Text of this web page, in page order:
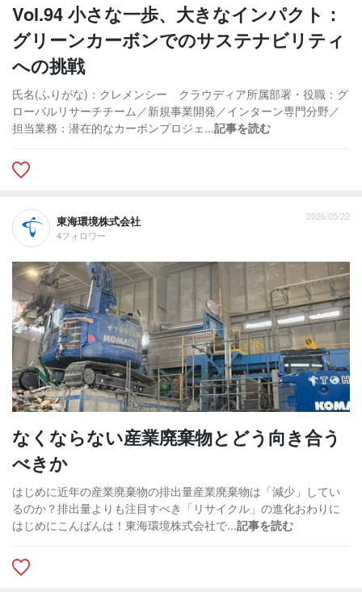
Vol.94 小さな一歩、大きなインパクト：
グリーンカーボンでのサステナビリティ
への挑戦
氏名(ふりがな)：クレメンシー クラウディア所属部署・役職：グ
ローバルリサーチチーム／新規事業開発／インターン専門分野／
担当業務：潜在的なカーボンプロジェ...記事を読む
東海環境株式会社
4フォロワー
2026/05/22
なくならない産業廃棄物とどう向き合う
べきか
はじめに近年の産業廃棄物の排出量産業廃棄物は「減少」してい
るのか？排出量よりも注目すべき「リサイクル」の進化おわりに
はじめにこんばんは！東海環境株式会社で...記事を読む